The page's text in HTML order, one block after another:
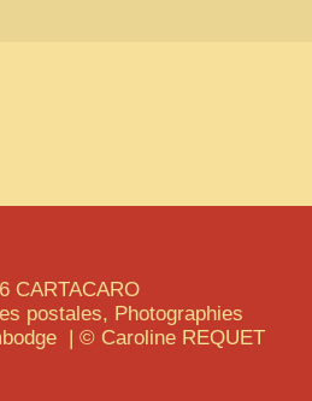
CARTACARO
postales, Photographies
| © Caroline REQUET